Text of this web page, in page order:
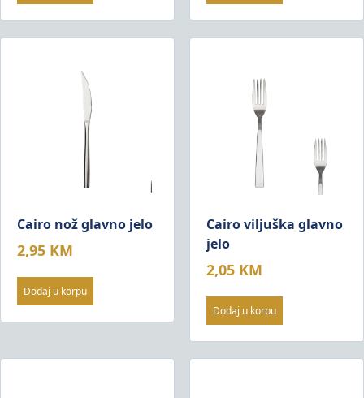
Cairo nož glavno jelo
2,95 KM
Dodaj u korpu
Cairo viljuška glavno
jelo
2,05 KM
Dodaj u korpu